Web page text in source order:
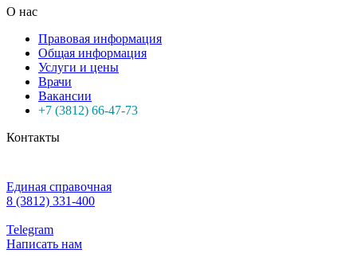
О нас
Правовая информация
Общая информация
Услуги и цены
Врачи
Вакансии
+7 (3812) 66-47-73
Контакты
Единая справочная
8 (3812) 331-400
Telegram
Написать нам